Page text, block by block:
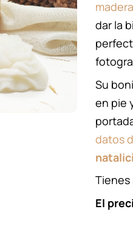
dar la
Su
en pie
datos
Tienes
El